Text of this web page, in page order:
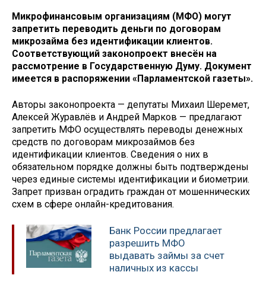
Микрофинансовым организациям (МФО) могут
запретить переводить деньги по договорам
микрозайма без идентификации клиентов.
Соответствующий законопроект внесён на
рассмотрение в Государственную Думу. Документ
имеется в распоряжении «Парламентской газеты».
Авторы законопроекта — депутаты Михаил Шеремет,
Алексей Журавлёв и Андрей Марков — предлагают
запретить МФО осуществлять переводы денежных
средств по договорам микрозаймов без
идентификации клиентов. Сведения о них в
обязательном порядке должны быть подтверждены
через единые системы идентификации и биометрии.
Запрет призван оградить граждан от мошеннических
схем в сфере онлайн-кредитования.
Банк России предлагает
разрешить МФО
выдавать займы за счет
наличных из кассы